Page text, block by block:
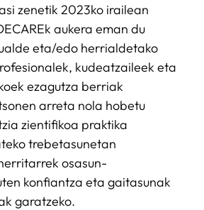
zenetik 2023ko irailean
aukera eman du
eta/edo herrialdetako
kudeatzaileek eta
ezagutza berriak
arreta nola hobetu
zientifikoa praktika
trebetasunetan
osasun-
konfiantza eta gaitasunak
garatzeko.